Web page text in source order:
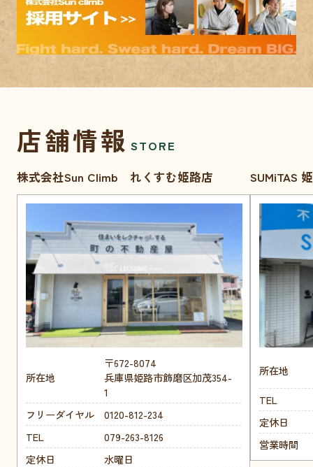
店舗情報 STORE
株式会社Sun Climb れくすむ姫路店
所在地
〒672-8074
兵庫県姫路市飾磨区加茂354-
1
フリーダイヤル
0120-812-234
TEL
079-263-8126
定休日
水曜日
SUMiTAS
所在地
TEL
定休日
営業時間